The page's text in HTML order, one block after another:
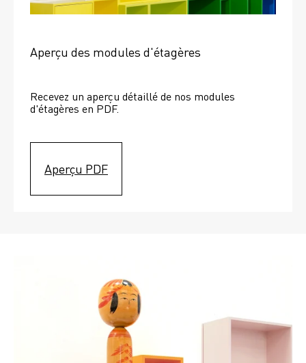
Aperçu des modules d'étagères
Recevez un aperçu détaillé de nos modules
d'étagères en PDF.
Aperçu PDF